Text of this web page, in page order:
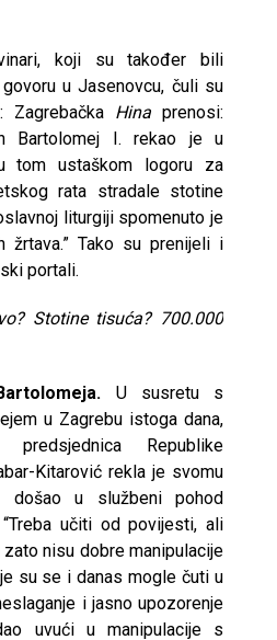
koji su također bili
u Jasenovcu, čuli su
Zagrebačka Hina prenosi:
Bartolomej I. rekao je u
tom ustaškom logoru za
rata stradale stotine
liturgiji spomenuto je
žrtava.” Tako su prenijeli i
portali.
Stotine tisuća? 700.000
U susretu s
u Zagrebu istoga dana,
predsjednica Republike
Kitarović rekla je svomu
došao u službeni pohod
učiti od povijesti, ali
nisu dobre manipulacije
su se i danas mogle čuti u
i jasno upozorenje
uvući u manipulacije s